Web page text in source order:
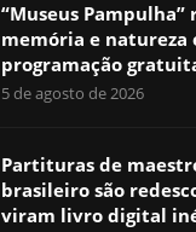
“Museus
memória e natureza
programação
5 de agosto de 2026
Partituras de
brasileiro são
viram livro digital